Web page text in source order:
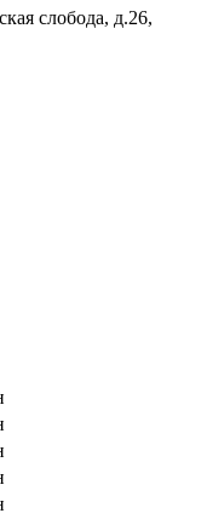
слобода, д.26,